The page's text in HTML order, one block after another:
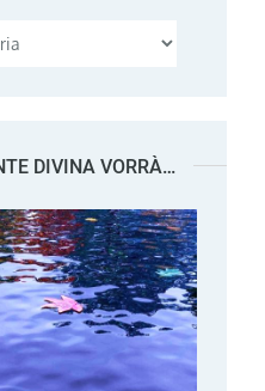
DIVINA VORRÀ…